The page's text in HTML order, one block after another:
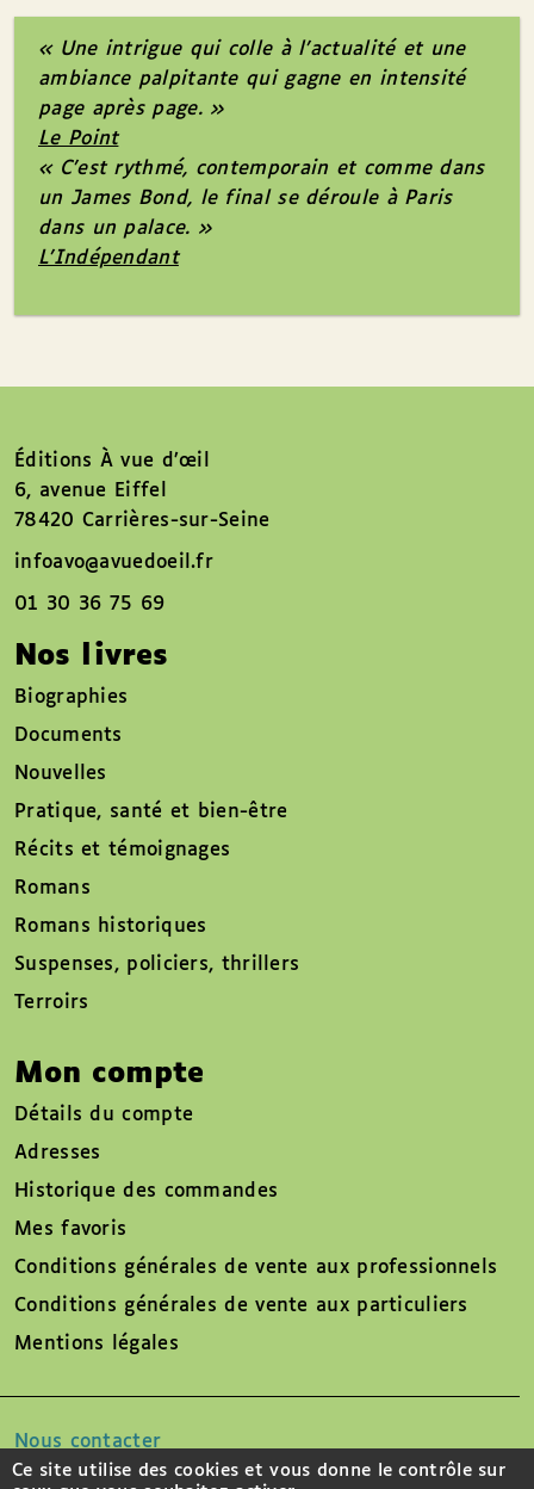
« Une intrigue qui colle à l’actualité et une
ambiance palpitante qui gagne en intensité
page après page. »
Le Point
« C’est rythmé, contemporain et comme dans
un James Bond, le final se déroule à Paris
dans un palace. »
L’Indépendant
Éditions À vue d’œil
6, avenue Eiffel
78420 Carrières-sur-Seine
infoavo@avuedoeil.fr
01 30 36 75 69
Nos livres
Biographies
Documents
Nouvelles
Pratique, santé et bien-être
Récits et témoignages
Romans
Romans historiques
Suspenses, policiers, thrillers
Terroirs
Mon compte
Détails du compte
Adresses
Historique des commandes
Mes favoris
Conditions générales de vente aux professionnels
Conditions générales de vente aux particuliers
Mentions légales
Nous contacter
Ce site utilise des cookies et vous donne le contrôle sur